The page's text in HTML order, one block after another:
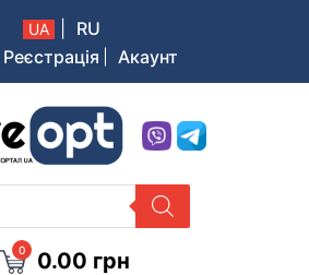
UA
RU
Реєстрація
Акаунт
платформа в Україні
0 0.00 грн